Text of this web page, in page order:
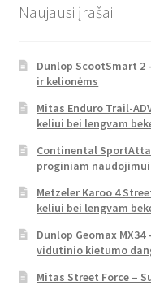
Naujausi įrašai
Dunlop ScootSmart
ir kelionėms
Mitas Enduro Trail-
keliui bei lengvam
Continental
proginiam
Metzeler Karoo 4
keliui bei lengvam
Dunlop Geomax
vidutinio kietumo
Mitas Street Force –